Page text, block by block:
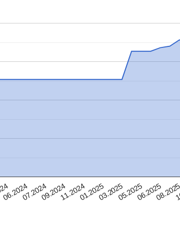
06.202407.202409.202411.202401.202503.202505.202506.2025